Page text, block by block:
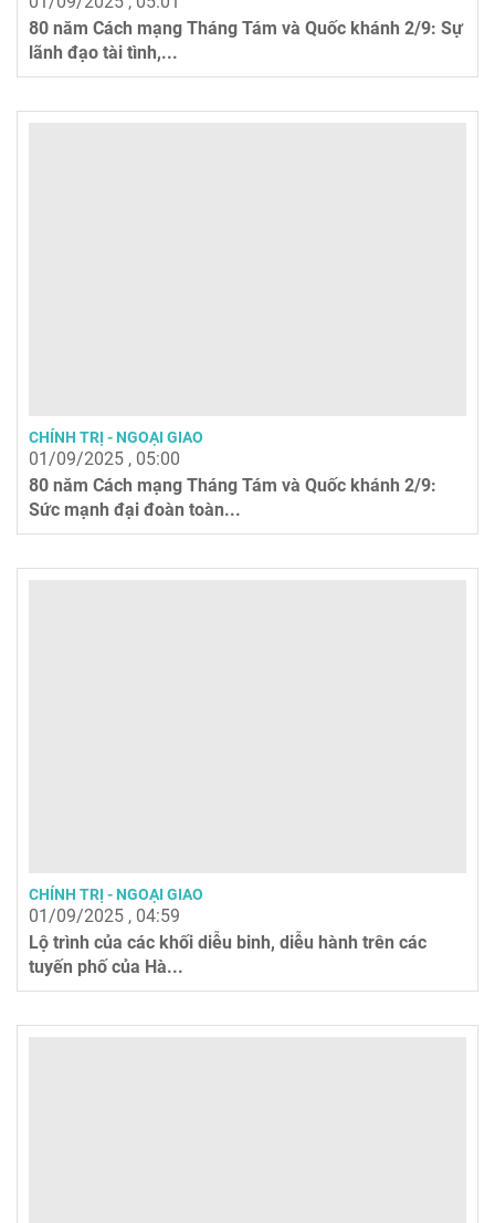
80 năm Cách mạng Tháng Tám và Quốc khánh 2/9: Sự
lãnh đạo tài tình,...
CHÍNH TRỊ - NGOẠI GIAO
01/09/2025 , 05:00
80 năm Cách mạng Tháng Tám và Quốc khánh 2/9:
Sức mạnh đại đoàn toàn...
CHÍNH TRỊ - NGOẠI GIAO
01/09/2025 , 04:59
Lộ trình của các khối diễu binh, diễu hành trên các
tuyến phố của Hà...